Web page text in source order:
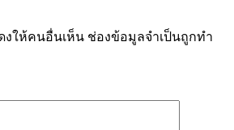
งให้คนอื่นเห็น ช่องข้อมูลจำเป็นถูกทำ